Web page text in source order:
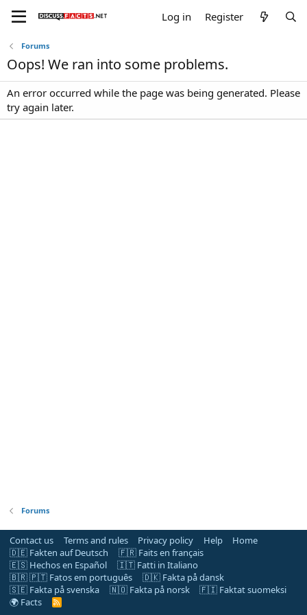
Log in Register
Forums
Oops! We ran into some problems.
An error occurred while the page was being generated. Please
try again later.
Forums
Contact us Terms and rules Privacy policy Help
Home
🇩🇪 Fakten auf Deutsch
🇫🇷 Faits en français
🇪🇸 Hechos en Español
🇮🇹 Fatti in Italiano
🇧🇷 🇵🇹 Fatos em português
🇩🇰 Fakta på dansk
🇸🇪 Fakta på svenska
🇳🇴 Fakta på norsk
🇫🇮 Faktat suomeksi
🌍 Facts
R